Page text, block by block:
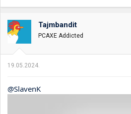
Tajmbandit
PCAXE Addicted
19.05.2024.
@SlavenK